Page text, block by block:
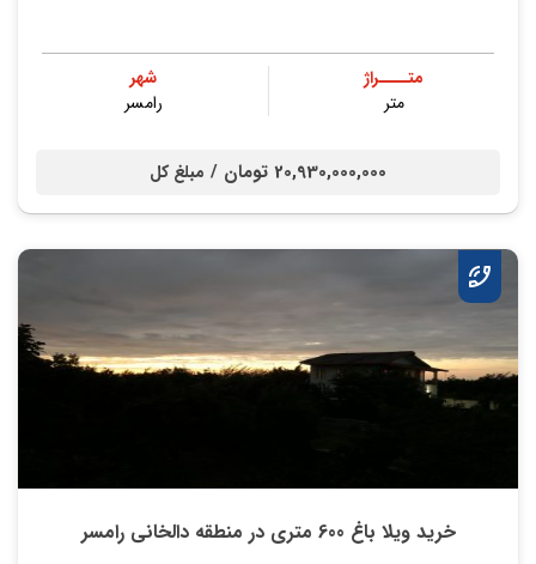
متــــراژ
متر
شهر
رامسر
20,930,000,000 تومان / مبلغ کل
خرید ویلا باغ 600 متری در منطقه دالخانی رامسر